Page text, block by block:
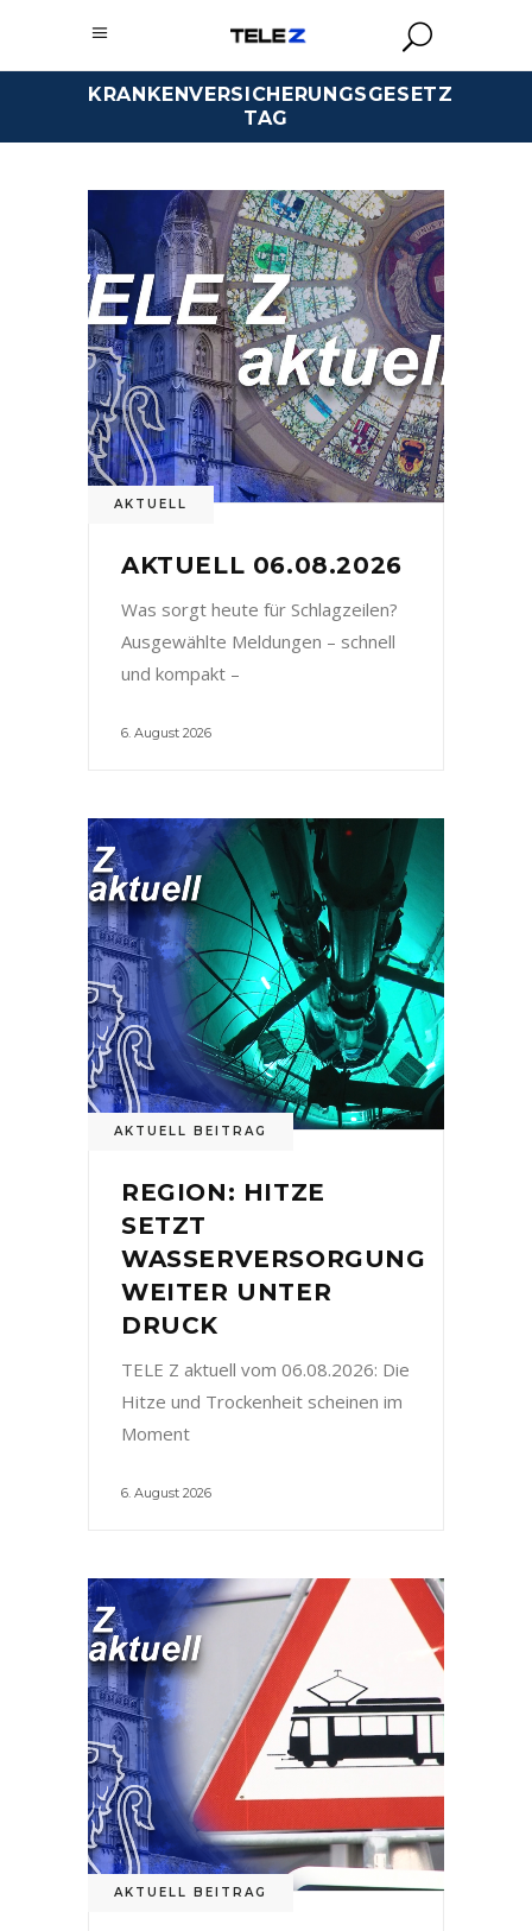
KRANKENVERSICHERUNGSGESETZ
TAG
AKTUELL
AKTUELL 06.08.2026
Was sorgt heute für Schlagzeilen?
Ausgewählte Meldungen – schnell
und kompakt –
6. August 2026
AKTUELL BEITRAG
REGION: HITZE
SETZT
WASSERVERSORGUNG
WEITER UNTER
DRUCK
TELE Z aktuell vom 06.08.2026: Die
Hitze und Trockenheit scheinen im
Moment
6. August 2026
AKTUELL BEITRAG